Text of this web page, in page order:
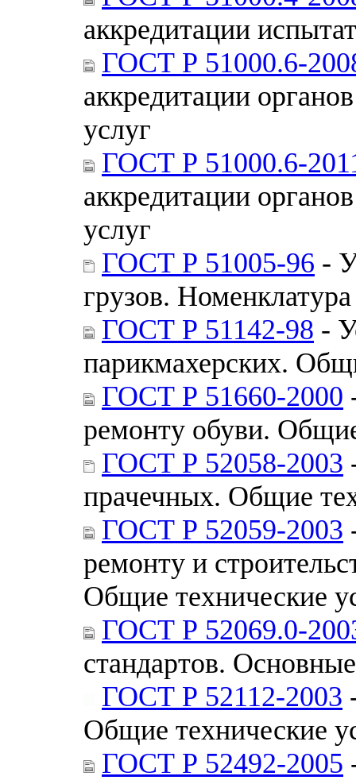
аккредитации
ГОСТ Р 51000.6-
аккредитации
услуг
ГОСТ Р 51000.6-
аккредитации
услуг
ГОСТ Р 51005-96 -
грузов. Номенклатура
ГОСТ Р 51142-98 -
парикмахерских.
ГОСТ Р 51660-2000
ремонту обуви.
ГОСТ Р 52058-2003
прачечных. Общие
ГОСТ Р 52059-2003
ремонту и
Общие технические
ГОСТ Р 52069.0-
стандартов.
ГОСТ Р 52112-2003
Общие технические
ГОСТ Р 52492-2005